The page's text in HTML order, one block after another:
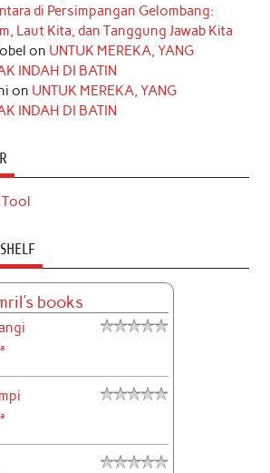
di Persimpangan Gelombang:
Laut Kita, dan Tanggung Jawab Kita
on UNTUK MEREKA, YANG
INDAH DI BATIN
on UNTUK MEREKA, YANG
INDAH DI BATIN
books